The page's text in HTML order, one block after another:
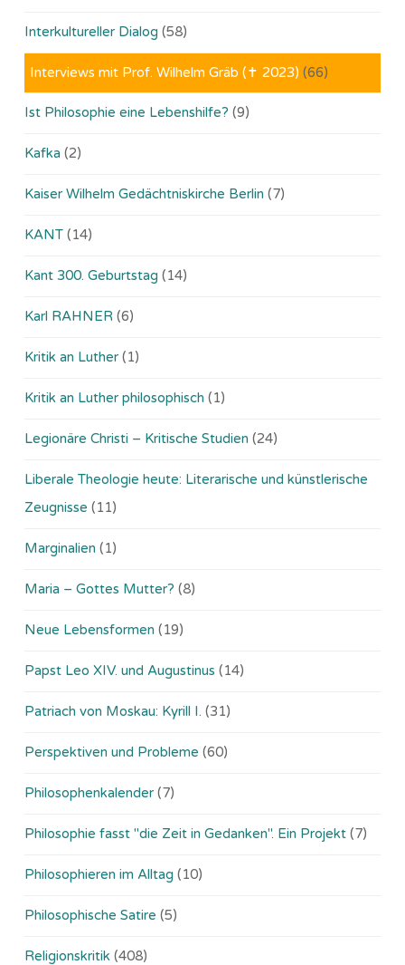
Interkultureller Dialog (58)
Interviews mit Prof. Wilhelm Gräb (✝ 2023) (66)
Ist Philosophie eine Lebenshilfe? (9)
Kafka (2)
Kaiser Wilhelm Gedächtniskirche Berlin (7)
KANT (14)
Kant 300. Geburtstag (14)
Karl RAHNER (6)
Kritik an Luther (1)
Kritik an Luther philosophisch (1)
Legionäre Christi – Kritische Studien (24)
Liberale Theologie heute: Literarische und künstlerische
Zeugnisse (11)
Marginalien (1)
Maria – Gottes Mutter? (8)
Neue Lebensformen (19)
Papst Leo XIV. und Augustinus (14)
Patriach von Moskau: Kyrill I. (31)
Perspektiven und Probleme (60)
Philosophenkalender (7)
Philosophie fasst "die Zeit in Gedanken". Ein Projekt (7)
Philosophieren im Alltag (10)
Philosophische Satire (5)
Religionskritik (408)